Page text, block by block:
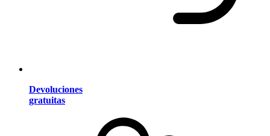
Devoluciones
gratuitas